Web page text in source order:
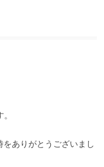
ありがとうございまし